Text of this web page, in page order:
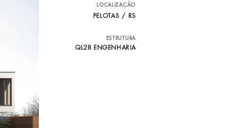
LOCALIZAÇÃO
PELOTAS / RS
ESTRUTURA
QL28 ENGENHARIA